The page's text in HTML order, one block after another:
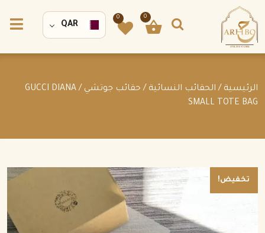
0
0
QAR
الرئيسية / الحقائب النسائية / حقائب جوتشي
/ GUCCI DIANA
SMALL TOTE BAG
تخفيض!